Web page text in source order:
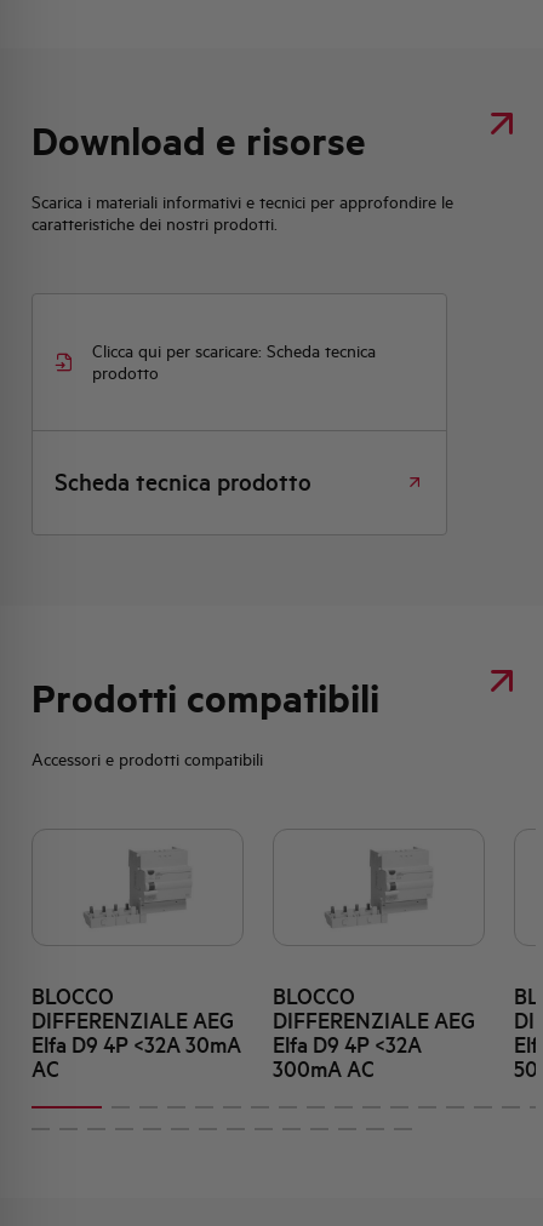
Download e risorse
Scarica i materiali informativi e tecnici per approfondire le
caratteristiche dei nostri prodotti.
Clicca qui per scaricare: Scheda tecnica
prodotto
Scheda tecnica prodotto
Prodotti compatibili
Accessori e prodotti compatibili
BLOCCO
DIFFERENZIALE AEG
Elfa D9 4P <32A 30mA
AC
BLOCCO
DIFFERENZIALE AEG
Elfa D9 4P <32A
300mA AC